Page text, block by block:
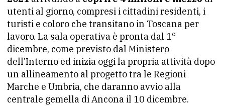
utenti al giorno, compresi i cittadini residenti, i
turisti e coloro che transitano in Toscana per
lavoro. La sala operativa è pronta dal 1°
dicembre, come previsto dal Ministero
dell’Interno ed inizia oggi la propria attività dopo
un allineamento al progetto tra le Regioni
Marche e Umbria, che daranno avvio alla
centrale gemella di Ancona il 10 dicembre.